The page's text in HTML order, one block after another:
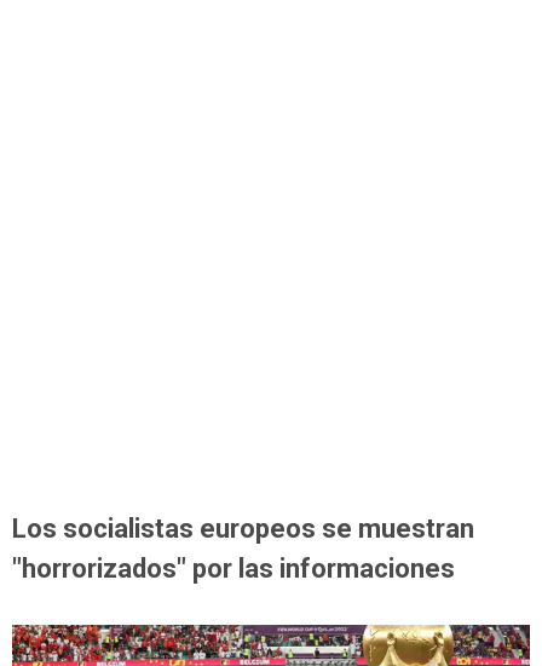
Los socialistas europeos se muestran
"horrorizados" por las informaciones